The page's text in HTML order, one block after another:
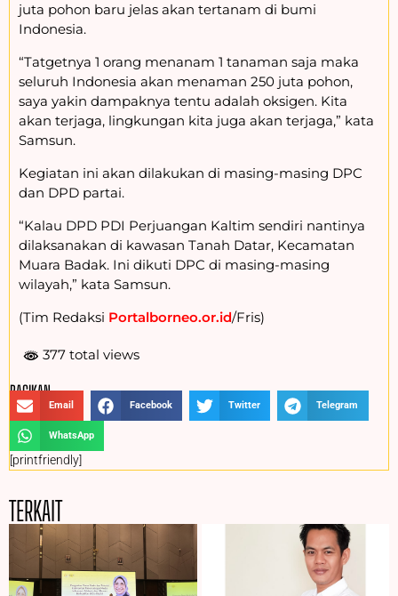
juta pohon baru jelas akan tertanam di bumi
Indonesia.
“Tatgetnya 1 orang menanam 1 tanaman saja maka
seluruh Indonesia akan menaman 250 juta pohon,
saya yakin dampaknya tentu adalah oksigen. Kita
akan terjaga, lingkungan kita juga akan terjaga,” kata
Samsun.
Kegiatan ini akan dilakukan di masing-masing DPC
dan DPD partai.
“Kalau DPD PDI Perjuangan Kaltim sendiri nantinya
dilaksanakan di kawasan Tanah Datar, Kecamatan
Muara Badak. Ini dikuti DPC di masing-masing
wilayah,” kata Samsun.
(Tim Redaksi Portalborneo.or.id/Fris)
377 total views
BAGIKAN :
Email Facebook Twitter Telegram
WhatsApp
[printfriendly]
TERKAIT